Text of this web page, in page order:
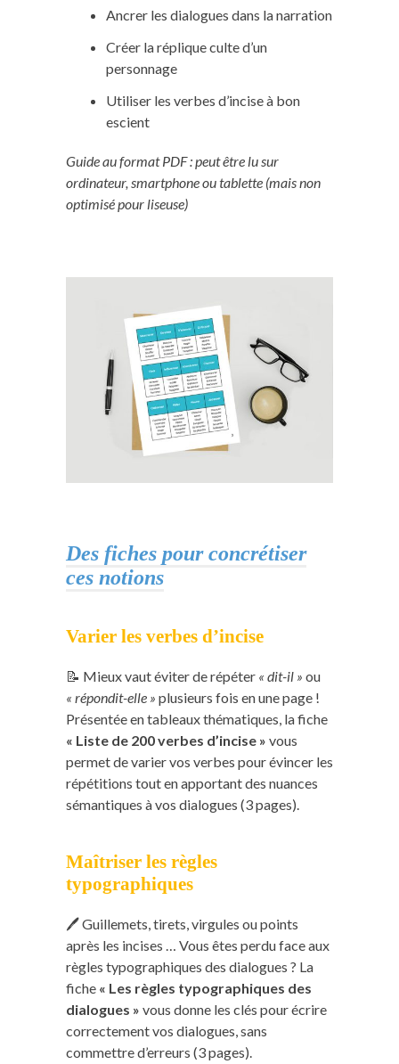
Ancrer les dialogues dans la narration
Créer la réplique culte d’un
personnage
Utiliser les verbes d’incise à bon
escient
Guide au format PDF : peut être lu sur
ordinateur, smartphone ou tablette (mais non
optimisé pour liseuse)
Des fiches pour concrétiser
ces notions
Varier les verbes d’incise
📝 Mieux vaut éviter de répéter « dit-il » ou
« répondit-elle » plusieurs fois en une page !
Présentée en tableaux thématiques, la fiche
« Liste de 200 verbes d’incise » vous
permet de varier vos verbes pour évincer les
répétitions tout en apportant des nuances
sémantiques à vos dialogues (3 pages).
Maîtriser les règles
typographiques
🖊️ Guillemets, tirets, virgules ou points
après les incises … Vous êtes perdu face aux
règles typographiques des dialogues ? La
fiche « Les règles typographiques des
dialogues » vous donne les clés pour écrire
correctement vos dialogues, sans
commettre d’erreurs (3 pages).